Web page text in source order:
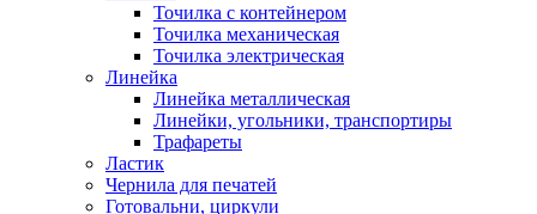
Точилка с контейнером
Точилка механическая
Точилка электрическая
Линейка
Линейка металлическая
Линейки, угольники, транспортиры
Трафареты
Ластик
Чернила для печатей
Готовальни, циркули